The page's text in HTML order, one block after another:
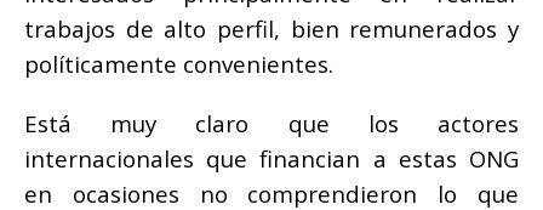
trabajos de alto perfil, bien remunerados y
políticamente convenientes.
Está muy claro que los actores
internacionales que financian a estas ONG
en ocasiones no comprendieron lo que